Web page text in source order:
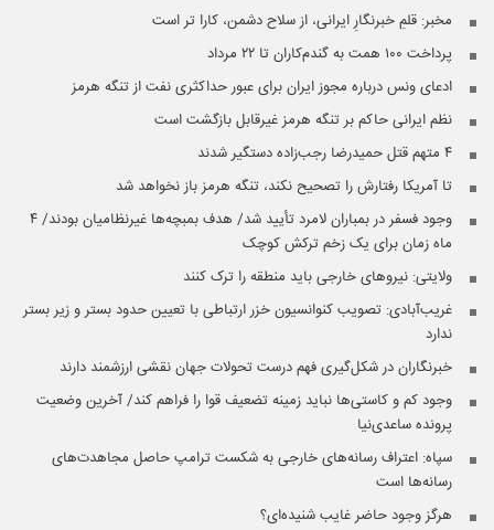
مخبر: قلمِ خبرنگارِ ایرانی، از سلاح دشمن، کارا تر است
پرداخت ۱۰۰ همت به گندم‌کاران تا ۲۲ مرداد
ادعای ونس درباره مجوز ایران برای عبور حداکثری نفت از تنگه هرمز
نظم ایرانی حاکم بر تنگه هرمز غیرقابل بازگشت است
۴ متهم قتل حمیدرضا رجب‌زاده دستگیر شدند
تا آمریکا رفتارش را تصحیح نکند، تنگه هرمز باز نخواهد شد
وجود فسفر در بمباران لامرد تأیید شد/ هدف بمبچه‌ها غیرنظامیان بودند/ ۴
ماه زمان برای یک زخم ترکش کوچک
ولایتی: نیروهای خارجی باید منطقه را ترک کنند
غریب‌آبادی: تصویب کنوانسیون خزر ارتباطی با تعیین حدود بستر و زیر بستر
ندارد
خبرنگاران در شکل‌گیری فهم درست تحولات جهان نقشی ارزشمند دارند
وجود کم و کاستی‌ها نباید زمینه تضعیف قوا را فراهم کند/ آخرین وضعیت
پرونده ساعدی‌نیا
سپاه: اعتراف رسانه‌های خارجی به شکست ترامپ حاصل مجاهدت‌های
رسانه‌‌‌ها است
هرگز وجود حاضر غایب شنیده‌ای؟